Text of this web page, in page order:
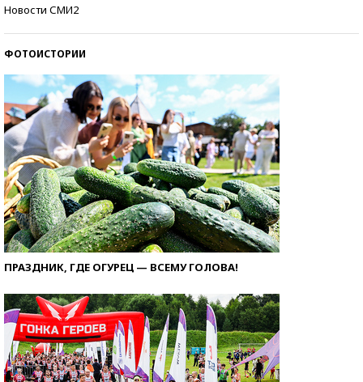
Новости СМИ2
ФОТОИСТОРИИ
ПРАЗДНИК, ГДЕ ОГУРЕЦ — ВСЕМУ ГОЛОВА!